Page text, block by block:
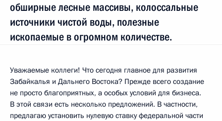
обширные лесные массивы, колоссальные
источники чистой воды, полезные
ископаемые в огромном количестве.
Уважаемые коллеги! Что сегодня главное для развития
Забайкалья и Дальнего Востока? Прежде всего создание
не просто благоприятных, а особых условий для бизнеса.
В этой связи есть несколько предложений. В частности,
предлагаю установить нулевую ставку федеральной части